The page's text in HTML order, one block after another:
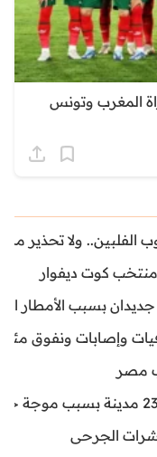
المغرب وتونس
منتخب كوت ديفوار
بسبب الأمطار
وإصابات ونفوق مئات
الجرحى